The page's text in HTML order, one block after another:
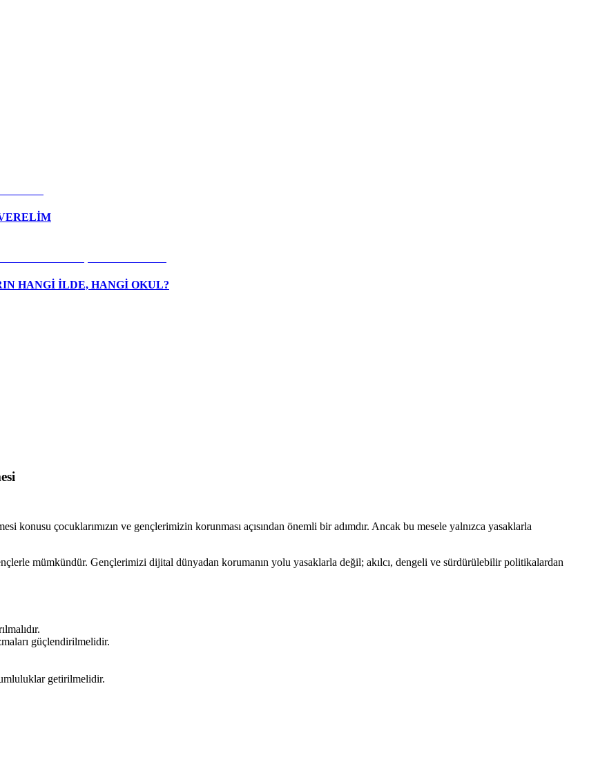
HANGİ İLDE, HANGİ OKUL?
konusu çocuklarımızın ve gençlerimizin korunması açısından önemli bir adımdır. Ancak bu mesele yalnızca yasaklarla
mümkündür. Gençlerimizi dijital dünyadan korumanın yolu yasaklarla değil; akılcı, dengeli ve sürdürülebilir politikalardan
güçlendirilmelidir.
getirilmelidir.